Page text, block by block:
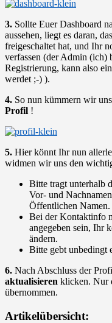
3. Sollte Euer Dashboard
aussehen, liegt es daran,
freigeschaltet hat, und Ihr
verfassen (der Admin (ich)
Registrierung, kann also
werdet ;-) ).
4. So nun kümmern wir
Profil !
5. Hier könnt Ihr nun
widmen wir uns den
Bitte tragt unterhalb
Vor- und
Öffentlichen Namen.
Bei der Kontaktinfo
angegeben sein, Ihr
ändern.
Bitte gebt unbedingt
6. Nach Abschluss der
aktualisieren klicken. Nur
übernommen.
Artikelübersicht: